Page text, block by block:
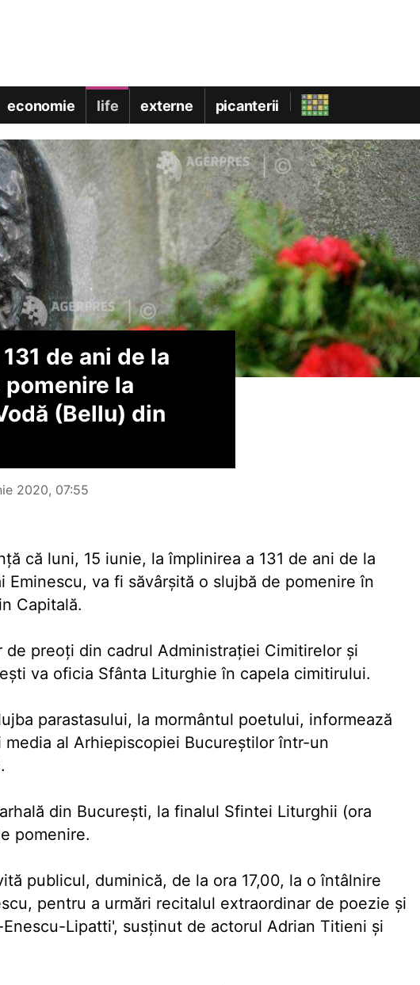
economie life externe picanterii
de ani de la
la
(Bellu) din
2020, 07:55
că luni, 15 iunie, la împlinirea a 131 de ani de la
va fi săvârşită o slujbă de pomenire în
Capitală.
preoţi din cadrul Administraţiei Cimitirelor şi
va oficia Sfânta Liturghie în capela cimitirului.
parastasului, la mormântul poetului, informează
al Arhiepiscopiei Bucureştilor într-un
din Bucureşti, la finalul Sfintei Liturghii (ora
pomenire.
publicul, duminică, de la ora 17,00, la o întâlnire
pentru a urmări recitalul extraordinar de poezie şi
Lipatti', susţinut de actorul Adrian Titieni şi